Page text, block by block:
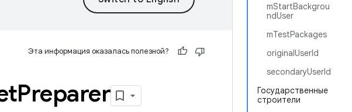
mStartBackgrou
ndUser
mTestPackages
originalUserId
secondaryUserId
Государственные
строители
Эта информация оказалась полезной?
Preparer